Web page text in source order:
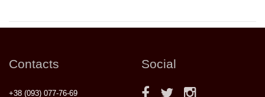
Contacts
+38 (093) 077-76-69
Social